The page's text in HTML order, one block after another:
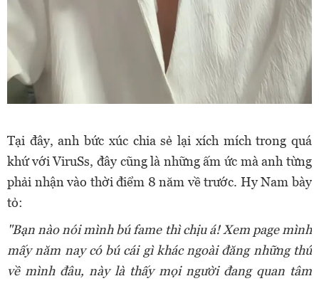
Tại đây, anh bức xúc chia sẻ lại xích mích trong quá
khứ với ViruSs, đây cũng là những ấm ức mà anh từng
phải nhận vào thời điểm 8 năm về trước. Hy Nam bày
tỏ:
"Bạn nào nói mình bú fame thì chịu á! Xem page mình
mấy năm nay có bú cái gì khác ngoài đăng những thứ
về mình đâu, này là thấy mọi người đang quan tâm